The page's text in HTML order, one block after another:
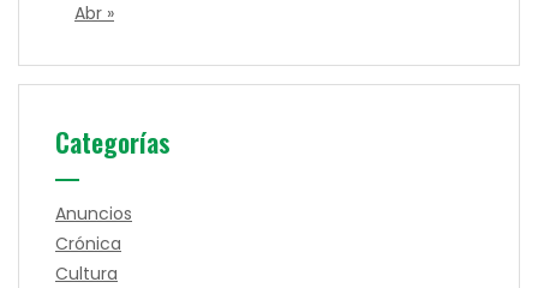
Abr »
Categorías
Anuncios
Crónica
Cultura